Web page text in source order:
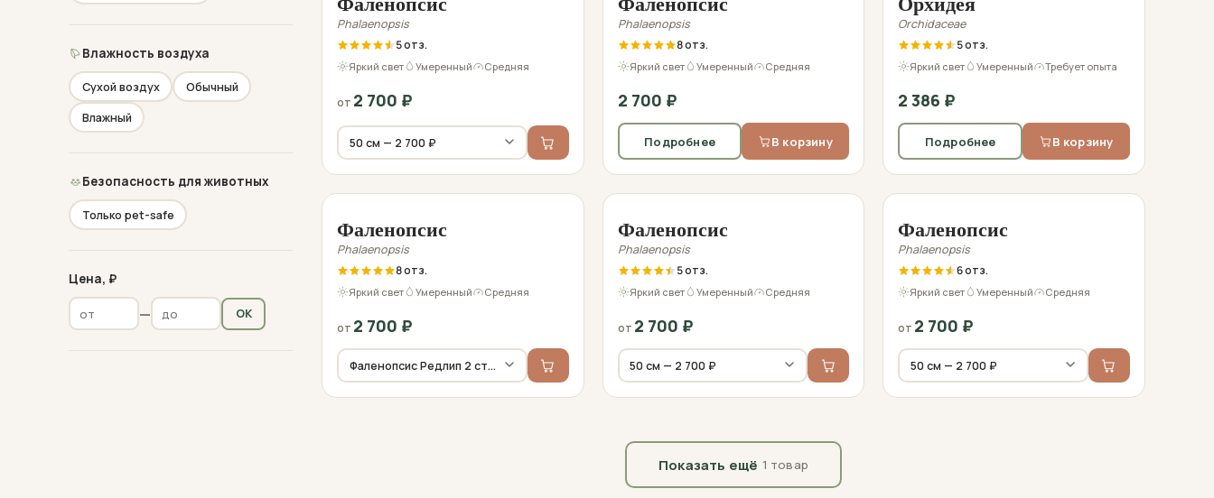
Влажность воздуха
Сухой воздух
Обычный
Влажный
Безопасность для животных
Только pet-safe
Цена, ₽
— OK
Phalaenopsis
5
Яркий свет Умеренный Средняя
от 2 700 ₽
Phalaenopsis
8
Яркий свет Умеренный Средняя
2 700 ₽
Подробнее В корзину
Orchidaceae
5
Яркий свет Умеренный Требует опыта
2 386 ₽
Подробнее В корзину
Фаленопсис
Phalaenopsis
8
Яркий свет Умеренный Средняя
от 2 700 ₽
Фаленопсис
Phalaenopsis
5
Яркий свет Умеренный Средняя
от 2 700 ₽
Фаленопсис
Phalaenopsis
6
Яркий свет Умеренный Средняя
от 2 700 ₽
Показать ещё 1 товар